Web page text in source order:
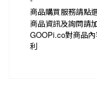
商品購買服務請點
商品資訊及詢問請
GOOPi.co對商品
利